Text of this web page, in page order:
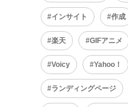
インサイト 作成
楽天 GIFアニメ
Voicy Yahoo！
ランディングページ